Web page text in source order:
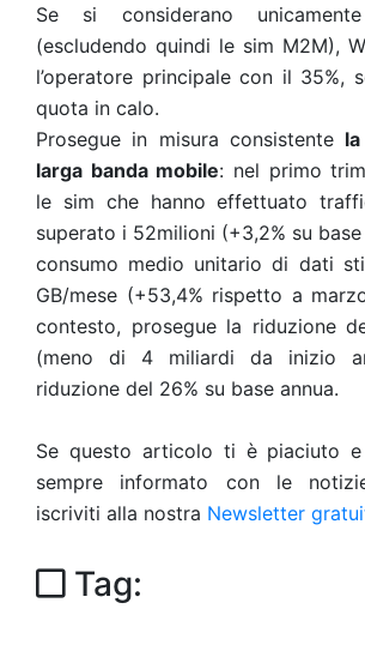
Se si considerano
(escludendo quindi le sim M2M),
l’operatore principale con il 35%,
quota in calo.
Prosegue in misura consistente
larga banda mobile: nel primo
le sim che hanno effettuato
superato i 52milioni (+3,2% su
consumo medio unitario di dati
GB/mese (+53,4% rispetto a
contesto, prosegue la riduzione
(meno di 4 miliardi da inizio
riduzione del 26% su base annua.
Se questo articolo ti è piaciuto e
sempre informato con le
iscriviti alla nostra Newsletter
Tag: